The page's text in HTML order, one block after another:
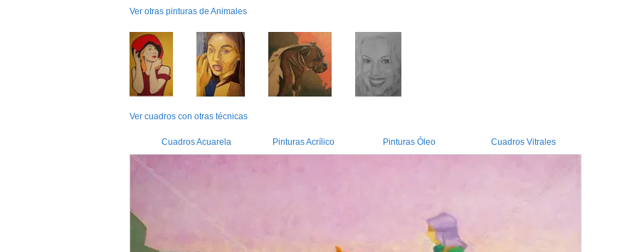
Ver otras pinturas de Animales
Ver cuadros con otras técnicas
Cuadros Acuarela Pinturas Acrílico Pinturas Óleo Cuadros Vitrales